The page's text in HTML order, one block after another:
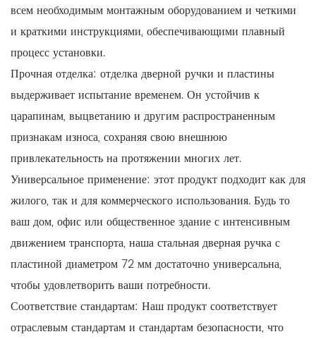
всем необходимым монтажным оборудованием и четкими
и краткими инструкциями, обеспечивающими плавный
процесс установки.
Прочная отделка: отделка дверной ручки и пластины
выдерживает испытание временем. Он устойчив к
царапинам, выцветанию и другим распространенным
признакам износа, сохраняя свою внешнюю
привлекательность на протяжении многих лет.
Универсальное применение: этот продукт подходит как для
жилого, так и для коммерческого использования. Будь то
ваш дом, офис или общественное здание с интенсивным
движением транспорта, наша стальная дверная ручка с
пластиной диаметром 72 мм достаточно универсальна,
чтобы удовлетворить ваши потребности.
Соответствие стандартам: Наш продукт соответствует
отраслевым стандартам и стандартам безопасности, что